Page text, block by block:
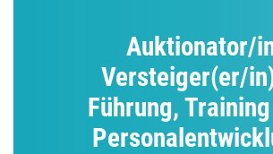
Auktionator/
Versteiger(er/
Führung,